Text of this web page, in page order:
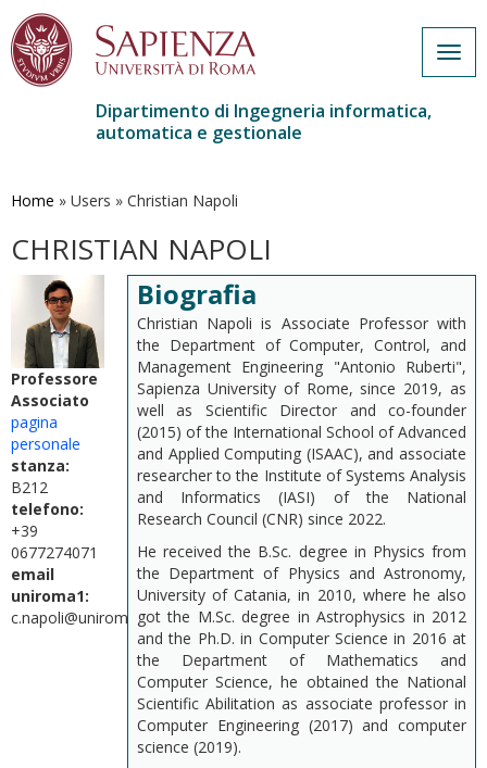
contenuto
Dipartimento di Ingegneria informatica,
automatica e gestionale
Home » Users » Christian Napoli
CHRISTIAN NAPOLI
Professore
Associato
pagina
personale
stanza:
B212
telefono:
+39
0677274071
email
uniroma1:
c.napoli@uniroma1.it
Biografia
Christian Napoli is Associate Professor with
the Department of Computer, Control, and
Management Engineering "Antonio Ruberti",
Sapienza University of Rome, since 2019, as
well as Scientific Director and co-founder
(2015) of the International School of Advanced
and Applied Computing (ISAAC), and associate
researcher to the Institute of Systems Analysis
and Informatics (IASI) of the National
Research Council (CNR) since 2022.
He received the B.Sc. degree in Physics from
the Department of Physics and Astronomy,
University of Catania, in 2010, where he also
got the M.Sc. degree in Astrophysics in 2012
and the Ph.D. in Computer Science in 2016 at
the Department of Mathematics and
Computer Science, he obtained the National
Scientific Abilitation as associate professor in
Computer Engineering (2017) and computer
science (2019).